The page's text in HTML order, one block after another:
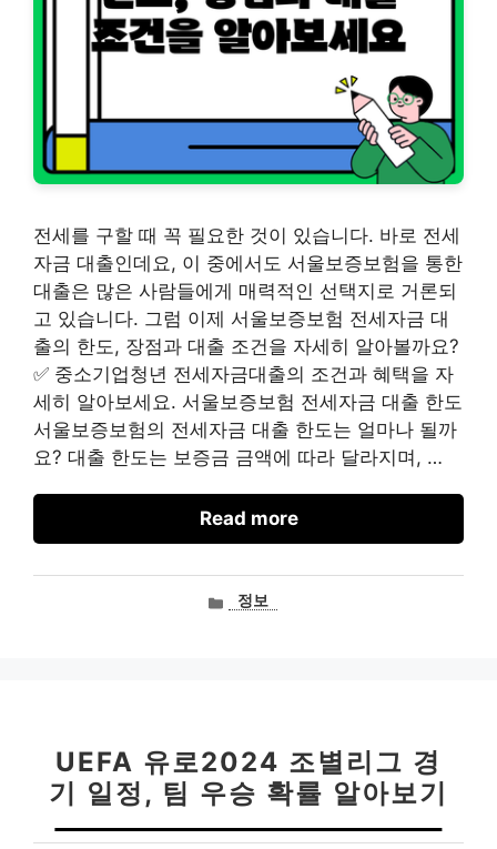
전세를 구할 때 꼭 필요한 것이 있습니다. 바로 전세
자금 대출인데요, 이 중에서도 서울보증보험을 통한
대출은 많은 사람들에게 매력적인 선택지로 거론되
고 있습니다. 그럼 이제 서울보증보험 전세자금 대
출의 한도, 장점과 대출 조건을 자세히 알아볼까요?
✅ 중소기업청년 전세자금대출의 조건과 혜택을 자
세히 알아보세요. 서울보증보험 전세자금 대출 한도
서울보증보험의 전세자금 대출 한도는 얼마나 될까
요? 대출 한도는 보증금 금액에 따라 달라지며, …
Read more
카정보
UEFA 유로2024 조별리그 경
기 일정, 팀 우승 확률 알아보기